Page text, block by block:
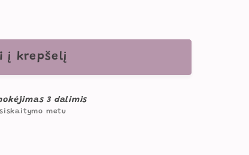
į krepšelį
3 dalimis
metu